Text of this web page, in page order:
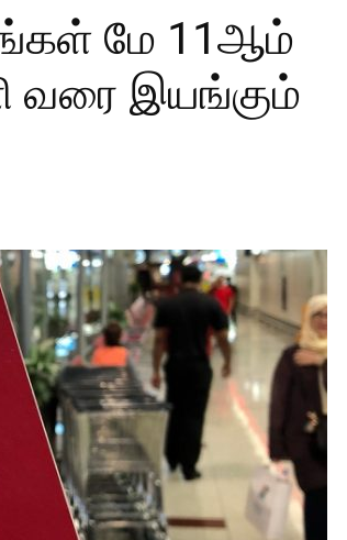
மே 11ஆம்
வரை இயங்கும்